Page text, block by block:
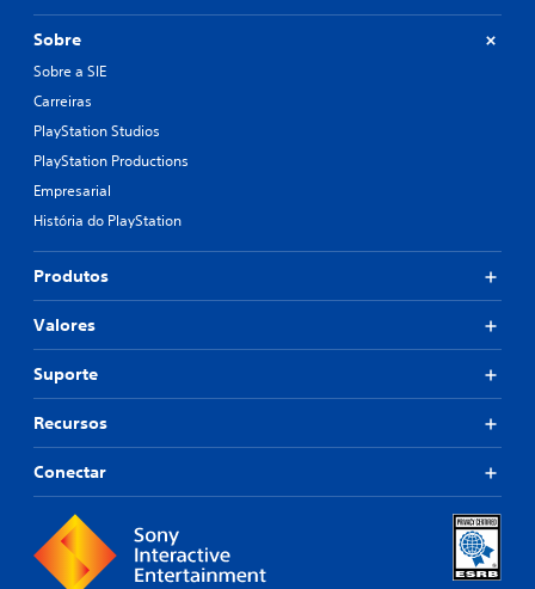
Sobre
Sobre a SIE
Carreiras
PlayStation Studios
PlayStation Productions
Empresarial
História do PlayStation
Produtos
Valores
Suporte
Recursos
Conectar